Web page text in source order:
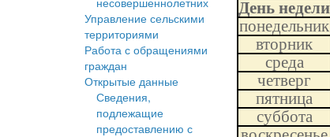
Управление сельскими
территориями
Работа с обращениями
граждан
Открытые данные
Сведения,
подлежащие
предоставлению с
День недели
понедельник
вторник
среда
четверг
пятница
суббота